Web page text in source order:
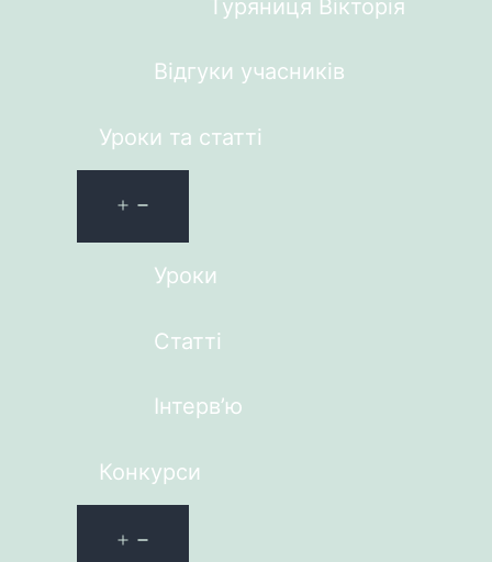
Туряниця Вікторія
Відгуки учасників
Уроки та статті
Уроки
Статті
Інтерв’ю
Конкурси